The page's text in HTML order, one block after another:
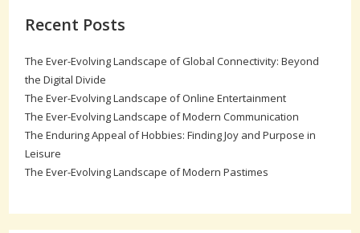
Recent Posts
The Ever-Evolving Landscape of Global Connectivity: Beyond
the Digital Divide
The Ever-Evolving Landscape of Online Entertainment
The Ever-Evolving Landscape of Modern Communication
The Enduring Appeal of Hobbies: Finding Joy and Purpose in
Leisure
The Ever-Evolving Landscape of Modern Pastimes